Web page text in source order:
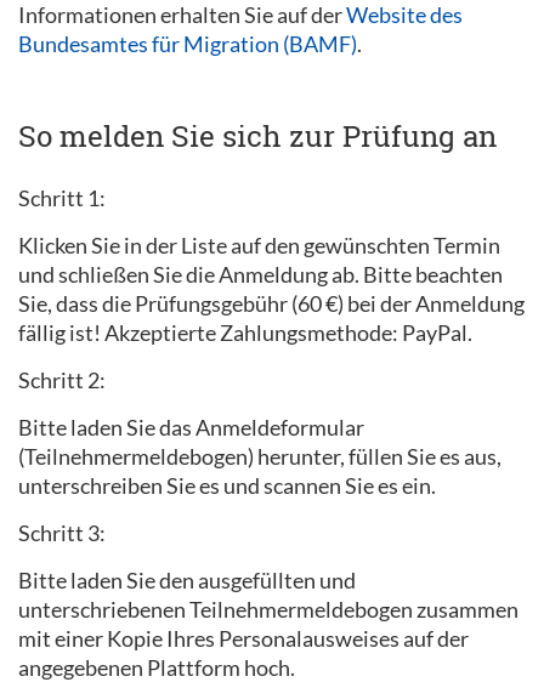
Informationen erhalten Sie auf derWebsite des
Bundesamtes für Migration (BAMF).
So melden Sie sich zur Prüfung an
Schritt 1:
Klicken Sie in der Liste auf den gewünschten Termin
und schließen Sie die Anmeldung ab. Bitte beachten
Sie, dass die Prüfungsgebühr (60 €) bei der Anmeldung
fällig ist! Akzeptierte Zahlungsmethode: PayPal.
Schritt 2:
Bitte laden Sie das Anmeldeformular
(Teilnehmermeldebogen) herunter, füllen Sie es aus,
unterschreiben Sie es und scannen Sie es ein.
Schritt 3:
Bitte laden Sie den ausgefüllten und
unterschriebenen Teilnehmermeldebogen zusammen
mit einer Kopie Ihres Personalausweises auf der
angegebenen Plattform hoch.